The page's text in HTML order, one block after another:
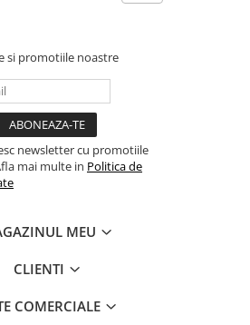
si promotiile noastre
newsletter cu promotiile
mai multe in Politica de
MEU
CLIENTI
COMERCIALE